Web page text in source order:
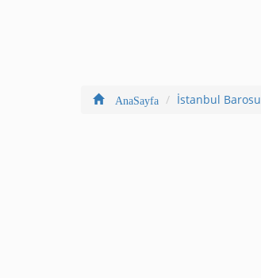
AnaSayfa İstanbul Barosu